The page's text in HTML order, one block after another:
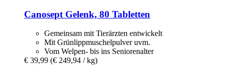
Canosept Gelenk, 80 Tabletten
Gemeinsam mit Tierärzten entwickelt
Mit Grünlippmuschelpulver uvm.
Vom Welpen- bis ins Seniorenalter
€ 39,99 (€ 249,94 / kg)